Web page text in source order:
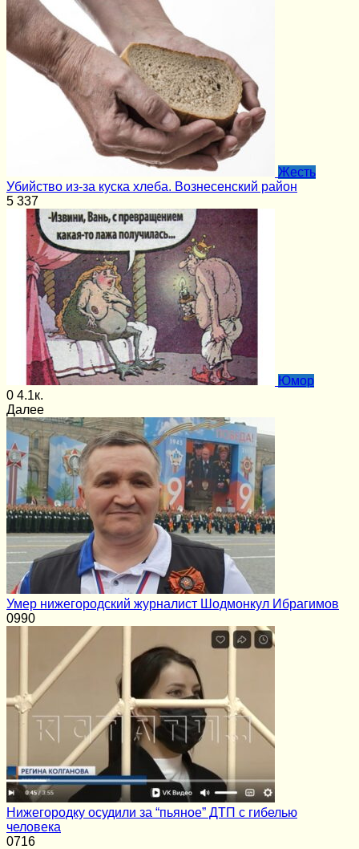
Жесть
Убийство из-за куска хлеба. Вознесенский район
5 337
Юмор
0 4.1к.
Далее
Умер нижегородский журналист Шодмонкул Ибрагимов
0990
Нижегородку осудили за “пьяное” ДТП с гибелью
человека
0716